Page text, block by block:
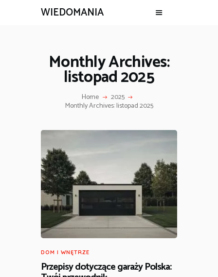
WIEDOMANIA
Monthly Archives:
listopad 2025
Home 2025
Monthly Archives: listopad 2025
DOM I WNĘTRZE
Przepisy dotyczące garaży Polska: